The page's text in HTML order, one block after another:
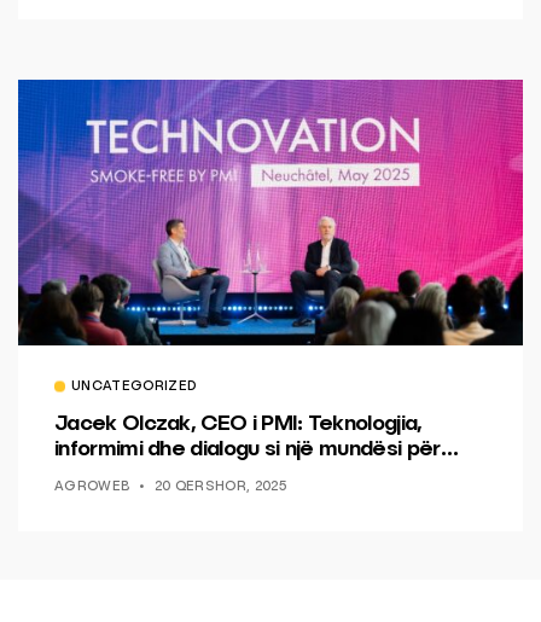
UNCATEGORIZED
Jacek Olczak, CEO i PMI: Teknologjia,
informimi dhe dialogu si një mundësi për
AGROWEB 20 QERSHOR, 2025